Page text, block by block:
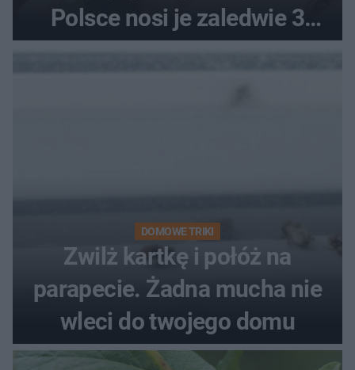
Polsce nosi je zaledwie 3
kobiety
DOMOWE TRIKI
Zwilż kartkę i połóż na
parapecie. Żadna mucha nie
wleci do twojego domu